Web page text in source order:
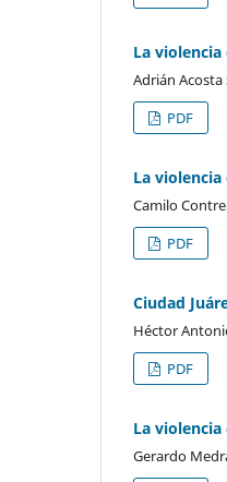
La
Adrián Acosta
PDF
La
Camilo
PDF
Ciudad
Héctor
PDF
La
Gerardo